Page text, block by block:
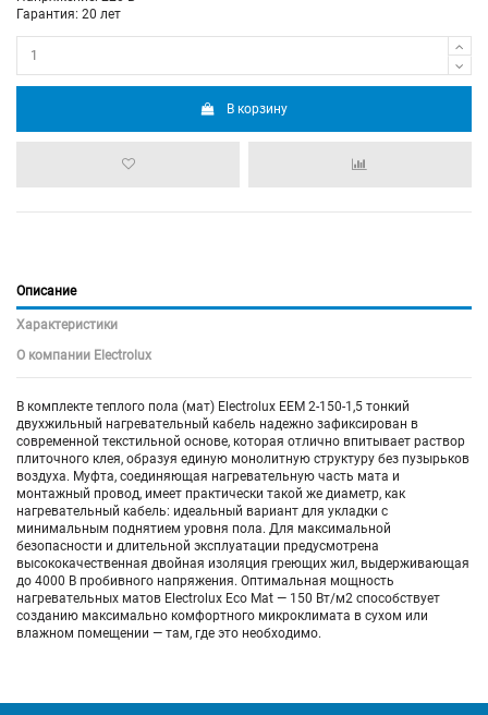
Гарантия: 20 лет
В корзину
Описание
Характеристики
О компании Electrolux
В комплекте теплого пола (мат) Electrolux EEM 2-150-1,5 тонкий
двухжильный нагревательный кабель надежно зафиксирован в
современной текстильной основе, которая отлично впитывает раствор
плиточного клея, образуя единую монолитную структуру без пузырьков
воздуха. Муфта, соединяющая нагревательную часть мата и
монтажный провод, имеет практически такой же диаметр, как
нагревательный кабель: идеальный вариант для укладки с
минимальным поднятием уровня пола. Для максимальной
безопасности и длительной эксплуатации предусмотрена
высококачественная двойная изоляция греющих жил, выдерживающая
до 4000 В пробивного напряжения. Оптимальная мощность
нагревательных матов Electrolux Eco Mat — 150 Вт/м2 способствует
созданию максимально комфортного микроклимата в сухом или
влажном помещении — там, где это необходимо.